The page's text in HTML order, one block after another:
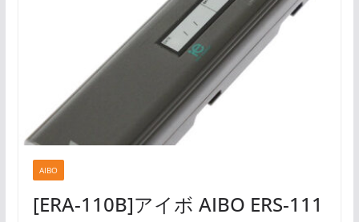
AIBO
[ERA-110B]アイボ AIBO ERS-111